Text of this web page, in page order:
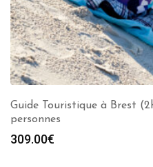
Guide Touristique à Brest
personnes
309.00€